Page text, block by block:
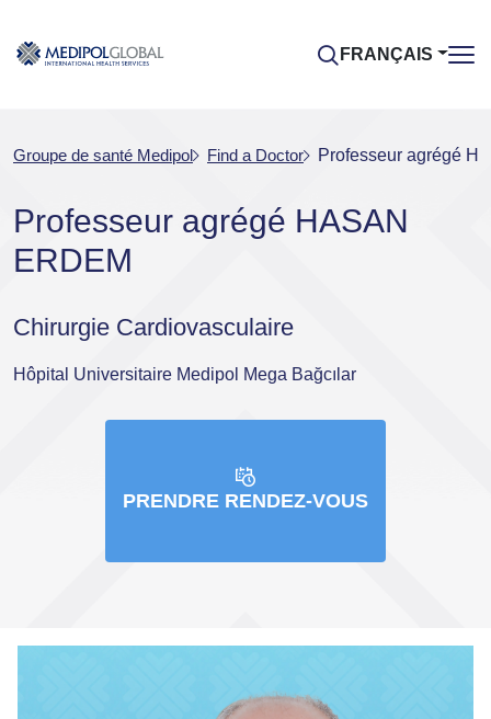
FRANÇAIS
Groupe de santé Medipol Find a Doctor Professeur agrégé
Professeur agrégé HASAN
ERDEM
Chirurgie Cardiovasculaire
Hôpital Universitaire Medipol Mega Bağcılar
PRENDRE RENDEZ-VOUS